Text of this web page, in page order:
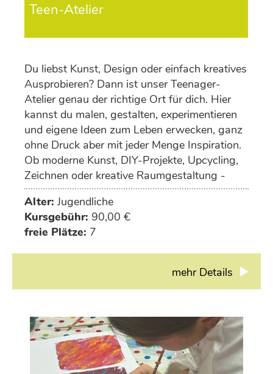
Teen-Atelier
Du liebst Kunst, Design oder einfach kreatives
Ausprobieren? Dann ist unser Teenager-
Atelier genau der richtige Ort für dich. Hier
kannst du malen, gestalten, experimentieren
und eigene Ideen zum Leben erwecken, ganz
ohne Druck aber mit jeder Menge Inspiration.
Ob moderne Kunst, DIY-Projekte, Upcycling,
Zeichnen oder kreative Raumgestaltung -
deiner Fantasie sind keine Grenzen gesetzt.
Alter: Jugendliche
Kursgebühr: 90,00 €
freie Plätze: 7
mehr Details